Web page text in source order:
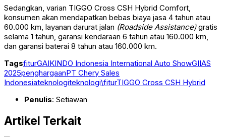
Sedangkan, varian TIGGO Cross CSH Hybrid Comfort,
konsumen akan mendapatkan bebas biaya jasa 4 tahun atau
60.000 km, layanan darurat jalan (Roadside Assistance)gratis
selama 1 tahun, garansi kendaraan 6 tahun atau 160.000 km,
dan garansi baterai 8 tahun atau 160.000 km.
TagsfiturGAIKINDO Indonesia International Auto ShowGIIAS
2025penghargaanPT Chery Sales
Indonesiateknologiteknologi\fiturTIGGO Cross CSH Hybrid
Penulis: Setiawan
Artikel Terkait